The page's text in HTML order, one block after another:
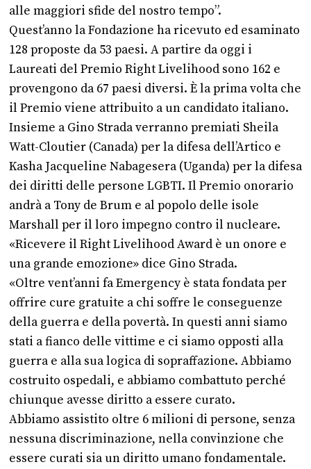
alle maggiori sfide del nostro tempo”.
Quest’anno la Fondazione ha ricevuto ed esaminato
128 proposte da 53 paesi. A partire da oggi i
Laureati del Premio Right Livelihood sono 162 e
provengono da 67 paesi diversi. È la prima volta che
il Premio viene attribuito a un candidato italiano.
Insieme a Gino Strada verranno premiati Sheila
Watt-Cloutier (Canada) per la difesa dell’Artico e
Kasha Jacqueline Nabagesera (Uganda) per la difesa
dei diritti delle persone LGBTI. Il Premio onorario
andrà a Tony de Brum e al popolo delle isole
Marshall per il loro impegno contro il nucleare.
«Ricevere il Right Livelihood Award è un onore e
una grande emozione» dice Gino Strada.
«Oltre vent’anni fa Emergency è stata fondata per
offrire cure gratuite a chi soffre le conseguenze
della guerra e della povertà. In questi anni siamo
stati a fianco delle vittime e ci siamo opposti alla
guerra e alla sua logica di sopraffazione. Abbiamo
costruito ospedali, e abbiamo combattuto perché
chiunque avesse diritto a essere curato.
Abbiamo assistito oltre 6 milioni di persone, senza
nessuna discriminazione, nella convinzione che
essere curati sia un diritto umano fondamentale.